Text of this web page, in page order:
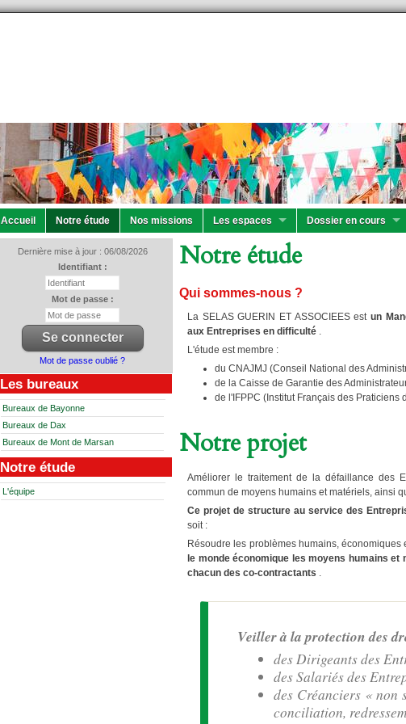
Accueil Notre étude Nos missions Les espaces Dossier en cours
Dernière mise à jour : 06/08/2026
Identifiant :
Mot de passe :
Mot de passe oublié ?
Les bureaux
Bureaux de Bayonne
Bureaux de Dax
Bureaux de Mont de Marsan
Notre étude
L'équipe
Notre étude
Qui sommes-nous ?
La SELAS GUERIN ET ASSOCIEES est un
aux Entreprises en difficulté .
L'étude est membre :
du CNAJMJ (Conseil National des
de la Caisse de Garantie des
de l'IFPPC (Institut Français des Praticiens
Notre projet
Améliorer le traitement de la défaillance des
commun de moyens humains et matériels, ainsi
Ce projetde structure au service des
soit :
Résoudre les problèmes humains,
le monde économique les moyens humains
chacun des co-contractants .
Veiller à la protection des
des Dirigeants des
des Salariés des
des Créanciers « non
conciliation,